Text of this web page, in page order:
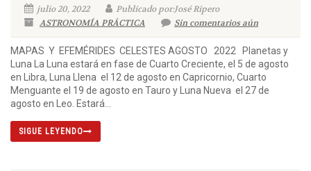
julio 20, 2022
Publicado por:José Ripero
ASTRONOMÍA PRÁCTICA
Sin comentarios aún
MAPAS Y EFEMÉRIDES CELESTES AGOSTO 2022 Planetas y
Luna La Luna estará en fase de Cuarto Creciente, el 5 de agosto
en Libra, Luna Llena el 12 de agosto en Capricornio, Cuarto
Menguante el 19 de agosto en Tauro y Luna Nueva el 27 de
agosto en Leo. Estará...
SIGUE LEYENDO